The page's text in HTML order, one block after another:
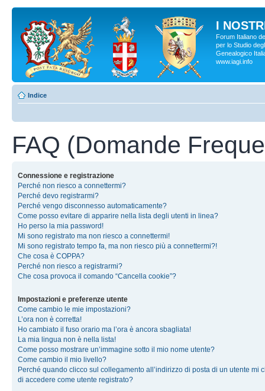
I
Forum Italiano
per lo Studio
Genealogico
www.iagi.info
Indice
FAQ (Domande
Connessione e registrazione
Perché non riesco a connettermi?
Perché devo registrarmi?
Perché vengo disconnesso automaticamente?
Come posso evitare di apparire nella lista degli utenti in linea?
Ho perso la mia password!
Mi sono registrato ma non riesco a connettermi!
Mi sono registrato tempo fa, ma non riesco più a connettermi?!
Che cosa è COPPA?
Perché non riesco a registrarmi?
Che cosa provoca il comando “Cancella cookie”?
Impostazioni e preferenze utente
Come cambio le mie impostazioni?
L’ora non è corretta!
Ho cambiato il fuso orario ma l’ora è ancora sbagliata!
La mia lingua non è nella lista!
Come posso mostrare un’immagine sotto il mio nome utente?
Come cambio il mio livello?
Perché quando clicco sul collegamento all’indirizzo di posta di un utente mi
di accedere come utente registrato?